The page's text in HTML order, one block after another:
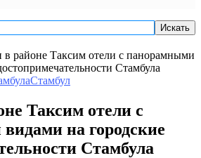
Искать
в районе Таксим отели с панорамными
Стамбула
Стамбул
Таксим отели с
на городские
Стамбула